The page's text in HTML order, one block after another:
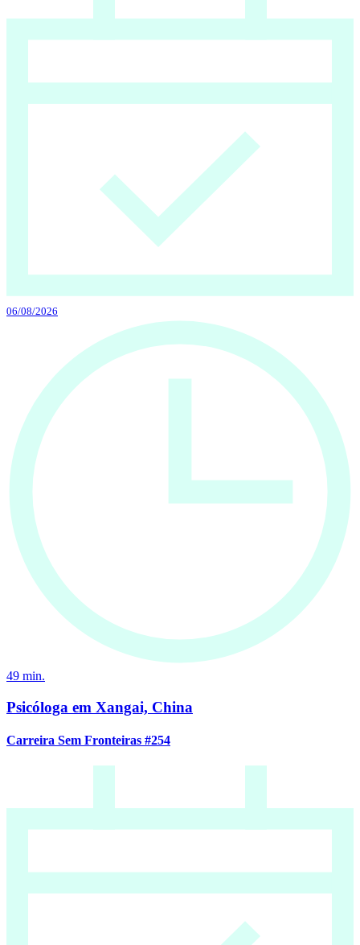
06/08/2026
49 min.
Psicóloga em Xangai, China
Carreira Sem Fronteiras #254